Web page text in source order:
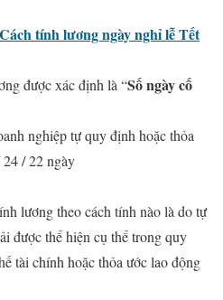
Cách tính lương ngày nghỉ lễ Tết
được xác định là “Số ngày cố
nghiệp tự quy định hoặc thỏa
/ 22 ngày
lương theo cách tính nào là do tự
được thể hiện cụ thể trong quy
tài chính hoặc thỏa ước lao động